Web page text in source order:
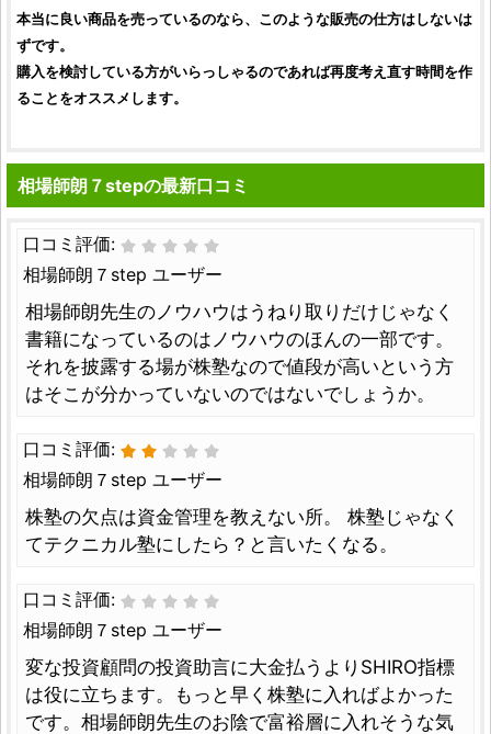
本当に良い商品を売っているのなら、このような販売の仕方はしないは
ずです。
購入を検討している方がいらっしゃるのであれば再度考え直す時間を作
ることをオススメします。
相場師朗７stepの最新口コミ
口コミ評価:
相場師朗７step ユーザー
相場師朗先生のノウハウはうねり取りだけじゃなく
書籍になっているのはノウハウのほんの一部です。
それを披露する場が株塾なので値段が高いという方
はそこが分かっていないのではないでしょうか。
口コミ評価:
相場師朗７step ユーザー
株塾の欠点は資金管理を教えない所。 株塾じゃなく
てテクニカル塾にしたら？と言いたくなる。
口コミ評価:
相場師朗７step ユーザー
変な投資顧問の投資助言に大金払うよりSHIRO指標
は役に立ちます。もっと早く株塾に入ればよかった
です。相場師朗先生のお陰で富裕層に入れそうな気